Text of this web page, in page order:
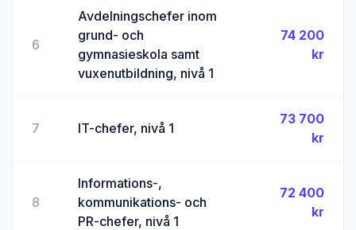
6
Avdelningschefer inom
grund- och
gymnasieskola samt
vuxenutbildning, nivå 1
74 200
kr
7 IT-chefer, nivå 1
73 700
kr
8
Informations-,
kommunikations- och
PR-chefer, nivå 1
72 400
kr